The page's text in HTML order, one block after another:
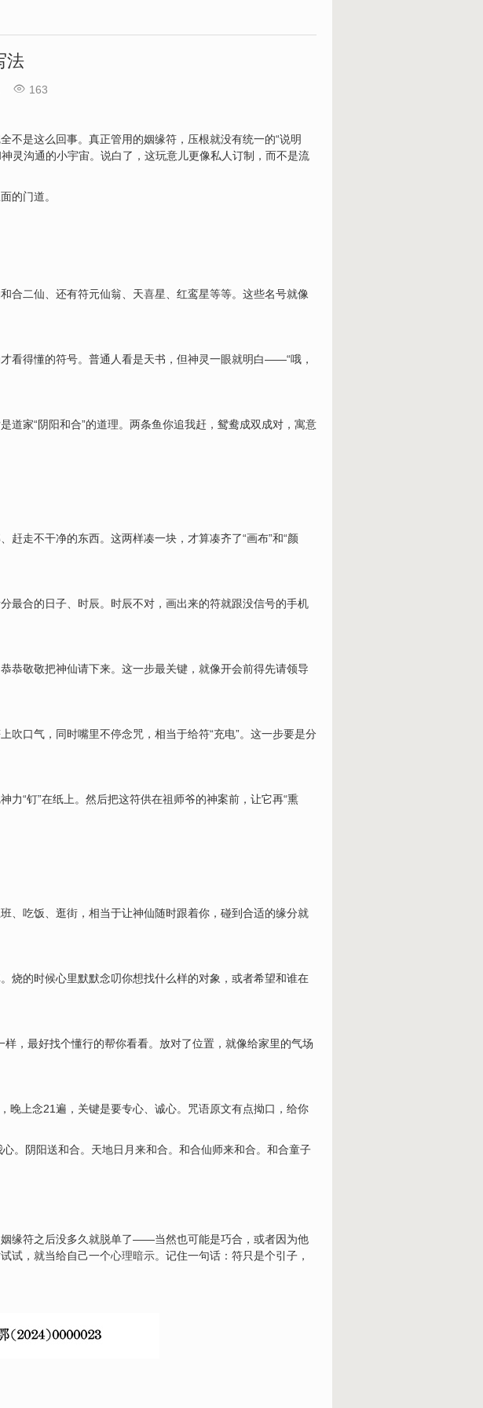
法
 163
不是这么回事。真正管用的姻缘符，压根就没有统一的“说明
灵沟通的小宇宙。说白了，这玩意儿更像私人订制，而不是流
的门道。
合二仙、还有符元仙翁、天喜星、红鸾星等等。这些名号就像
看得懂的符号。普通人看是天书，但神灵一眼就明白——“哦，
家“阴阳和合”的道理。两条鱼你追我赶，鸳鸯成双成对，寓意
走不干净的东西。这两样凑一块，才算凑齐了“画布”和“颜
最合的日子、时辰。时辰不对，画出来的符就跟没信号的手机
恭敬敬把神仙请下来。这一步最关键，就像开会前得先请领导
口气，同时嘴里不停念咒，相当于给符“充电”。这一步要是分
“钉”在纸上。然后把这符供在祖师爷的神案前，让它再“熏
、吃饭、逛街，相当于让神仙随时跟着你，碰到合适的缘分就
烧的时候心里默默念叨你想找什么样的对象，或者希望和谁在
样，最好找个懂行的帮你看看。放对了位置，就像给家里的气场
晚上念21遍，关键是要专心、诚心。咒语原文有点拗口，给你
。阴阳送和合。天地日月来和合。和合仙师来和合。和合童子
缘符之后没多久就脱单了——当然也可能是巧合，或者因为他
试，就当给自己一个心理暗示。记住一句话：符只是个引子，